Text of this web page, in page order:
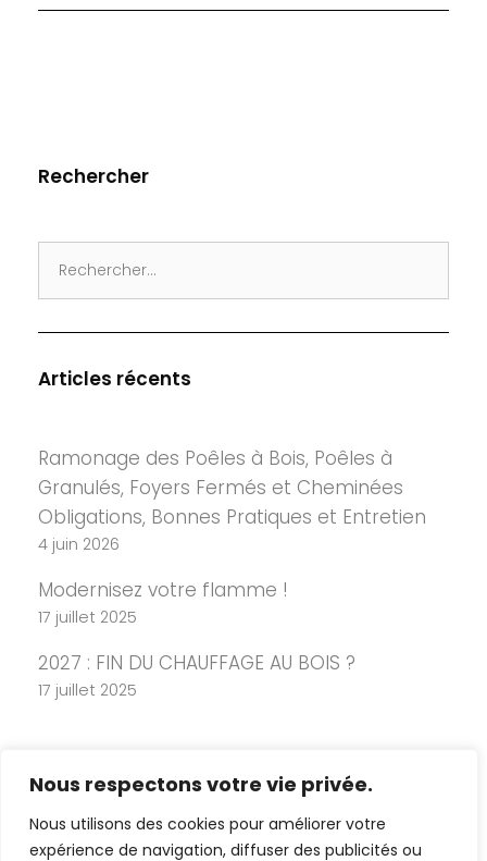
Nous respectons votre vie privée.
Nous utilisons des cookies pour améliorer votre
expérience de navigation, diffuser des publicités ou
Rechercher
for:
Articles récents
Ramonage des Poêles à Bois, Poêles à
Granulés, Foyers Fermés et Cheminées
Obligations, Bonnes Pratiques et Entretien
4 juin 2026
Modernisez votre flamme !
17 juillet 2025
2027 : FIN DU CHAUFFAGE AU BOIS ?
17 juillet 2025